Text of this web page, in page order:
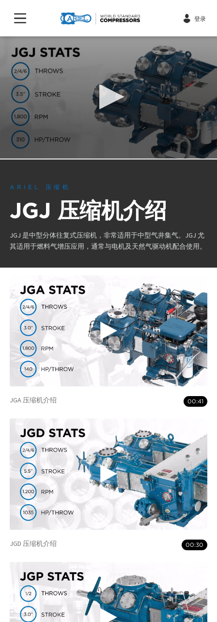
登录
0
ARIEL 压缩机
JGJ 压缩机介绍
JGJ 是中型分体往复式压缩机，非常适用于中型气井集气。JGJ 尤
其适用于燃料气增压应用，通常与电机及天然气驱动机配合使用。
JGA 压缩机介绍 00:41
JGD 压缩机介绍 00:30